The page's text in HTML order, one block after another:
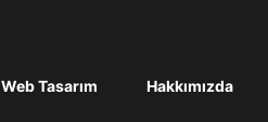
Web Tasarım Hakkımızda